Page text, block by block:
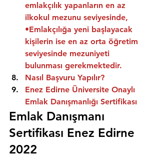
emlakçılık yapanların en az
ilkokul mezunu seviyesinde,
•Emlakçılığa yeni başlayacak
kişilerin ise en az orta öğretim
seviyesinde mezuniyeti
bulunması gerekmektedir.
Nasıl Başvuru Yapılır?
Enez Edirne Üniversite Onaylı
Emlak Danışmanlığı Sertifikası
Emlak Danışmanı
Sertifikası Enez Edirne
2022